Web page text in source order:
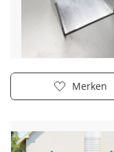
Merken